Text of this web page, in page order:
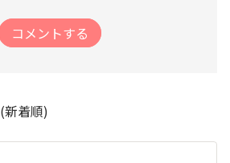
コメントする
(新着順)